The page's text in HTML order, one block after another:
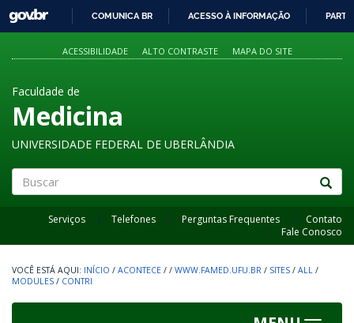
PARA
O
GOVBR
COMUNICA BR ACESSO À INFORMAÇÃO
ACESSIBILIDADE ALTO CONTRASTE MAPA DO SITE
Faculdade de
Medicina
UNIVERSIDADE FEDERAL DE UBERLÂNDIA
Serviços Telefones Perguntas Frequentes
Contato
Fale Conosco
INÍCIO / ACONTECE / / WWW.FAMED.UFU.BR / SITES / ALL /
MODULES / CONTRI